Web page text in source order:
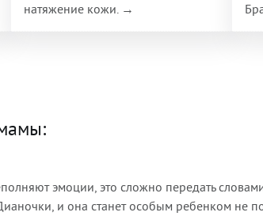
натяжение кожи. →
эмоции, это сложно передать
и она станет особым ребенком не